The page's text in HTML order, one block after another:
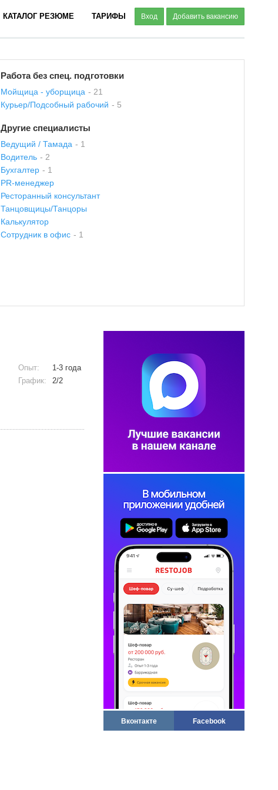
КАТАЛОГ РЕЗЮМЕ ТАРИФЫ Вход Добавить вакансию
Работа без спец. подготовки
Мойщица - уборщица - 21
Курьер/Подсобный рабочий - 5
Другие специалисты
Ведущий / Тамада - 1
Водитель - 2
Бухгалтер - 1
PR-менеджер
Ресторанный консультант
Танцовщицы/Танцоры
Калькулятор
Сотрудник в офис - 1
Вконтакте Facebook
Опыт:
1-3 года
График:
2/2